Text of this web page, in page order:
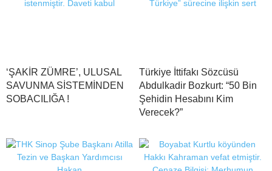
‘ŞAKİR ZÜMRE’, ULUSAL
SAVUNMA SİSTEMİNDEN
SOBACILIĞA !
Türkiye İttifakı Sözcüsü
Abdulkadir Bozkurt: “50 Bin
Şehidin Hesabını Kim
Verecek?”